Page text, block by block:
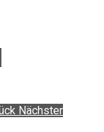
Nächster